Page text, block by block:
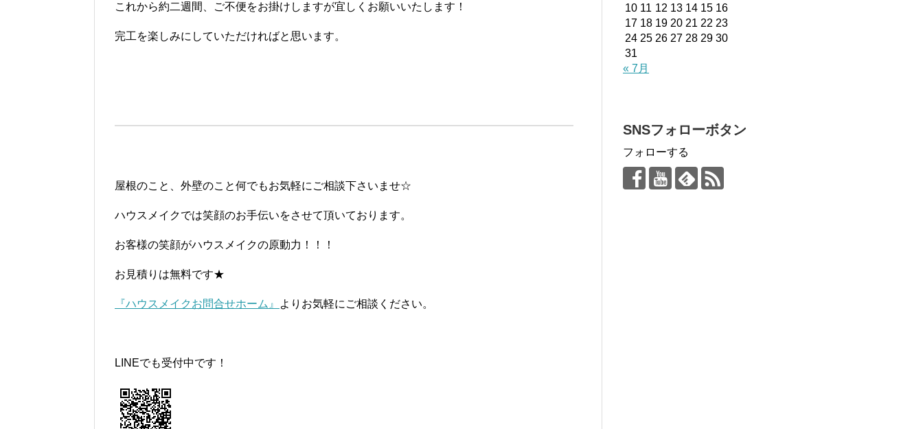
これから約二週間、ご不便をお掛けしますが宜しくお願いいたします！
完工を楽しみにしていただければと思います。
屋根のこと、外壁のこと何でもお気軽にご相談下さいませ☆
ハウスメイクでは笑顔のお手伝いをさせて頂いております。
お客様の笑顔がハウスメイクの原動力！！！
お見積りは無料です★
『ハウスメイクお問合せホーム』 よりお気軽にご相談ください。
LINEでも受付中です！
10 11 12 13 14 15 16
17 18 19 20 21 22 23
24 25 26 27 28 29 30
31
« 7月
SNSフォローボタン
フォローする